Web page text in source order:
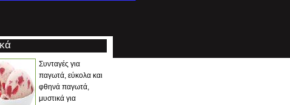
Συνταγές για
παγωτά, εύκολα και
φθηνά παγωτά,
μυστικά για